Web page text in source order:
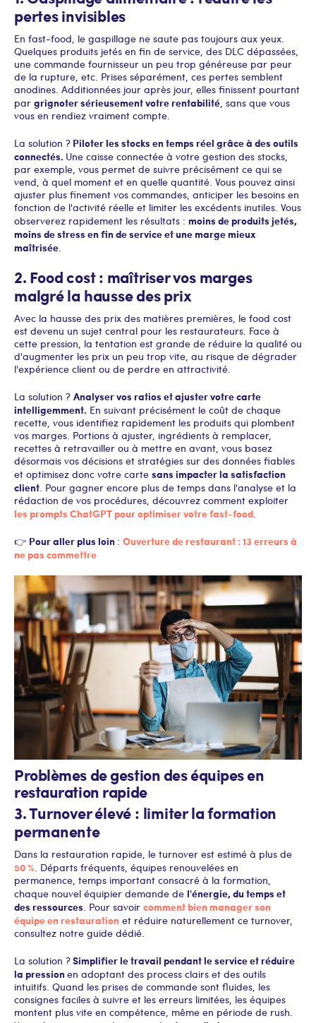
pertes invisibles
En fast-food, le gaspillage ne saute pas toujours aux yeux.
Quelques produits jetés en fin de service, des DLC dépassées,
une commande fournisseur un peu trop généreuse par peur
de la rupture, etc. Prises séparément, ces pertes semblent
anodines. Additionnées jour après jour, elles finissent pourtant
par grignoter sérieusement votre rentabilité, sans que vous
vous en rendiez vraiment compte.
La solution ? Piloter les stocks en temps réel grâce à des outils
connectés. Une caisse connectée à votre gestion des stocks,
par exemple, vous permet de suivre précisément ce qui se
vend, à quel moment et en quelle quantité. Vous pouvez ainsi
ajuster plus finement vos commandes, anticiper les besoins en
fonction de l'activité réelle et limiter les excédents inutiles. Vous
observerez rapidement les résultats : moins de produits jetés,
moins de stress en fin de service et une marge mieux
maîtrisée.
2. Food cost : maîtriser vos marges
malgré la hausse des prix
Avec la hausse des prix des matières premières, le food cost
est devenu un sujet central pour les restaurateurs. Face à
cette pression, la tentation est grande de réduire la qualité ou
d'augmenter les prix un peu trop vite, au risque de dégrader
l'expérience client ou de perdre en attractivité.
La solution ? Analyser vos ratios et ajuster votre carte
intelligemment. En suivant précisément le coût de chaque
recette, vous identifiez rapidement les produits qui plombent
vos marges. Portions à ajuster, ingrédients à remplacer,
recettes à retravailler ou à mettre en avant, vous basez
désormais vos décisions et stratégies sur des données fiables
et optimisez donc votre carte sans impacter la satisfaction
client. Pour gagner encore plus de temps dans l'analyse et la
rédaction de vos procédures, découvrez comment exploiter
les prompts ChatGPT pour optimiser votre fast-food.
👉 Pour aller plus loin : Ouverture de restaurant : 13 erreurs à
ne pas commettre
Problèmes de gestion des équipes en
restauration rapide
3. Turnover élevé : limiter la formation
permanente
Dans la restauration rapide, le turnover est estimé à plus de
50 %. Départs fréquents, équipes renouvelées en
permanence, temps important consacré à la formation,
chaque nouvel équipier demande de l'énergie, du temps et
des ressources. Pour savoir comment bien manager son
équipe en restauration et réduire naturellement ce turnover,
consultez notre guide dédié.
La solution ?Simplifier le travail pendant le service et réduire
la pressionen adoptant des process clairs et des outils
intuitifs. Quand les prises de commande sont fluides, les
consignes faciles à suivre et les erreurs limitées, les équipes
montent plus vite en compétence, même en période de rush.